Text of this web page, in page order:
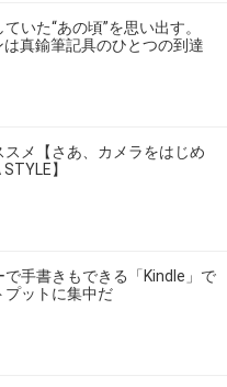
いた“あの頃”を思い出す。
真鍮筆記具のひとつの到達
メ【さあ、カメラをはじめ
】
手書きもできる「Kindle」で
プットに集中だ